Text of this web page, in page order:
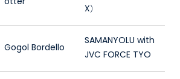
X）
Gogol Bordello
SAMANYOLU with
JVC FORCE TYO